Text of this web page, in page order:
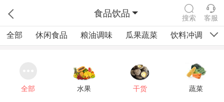
食品饮品 搜索 客服
全部 休闲食品 粮油调味 瓜果蔬菜 饮料冲调
全部 水果 干货 蔬菜